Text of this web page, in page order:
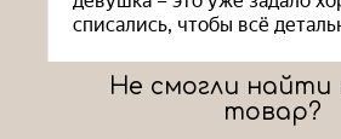
Не смогли найти
товар?